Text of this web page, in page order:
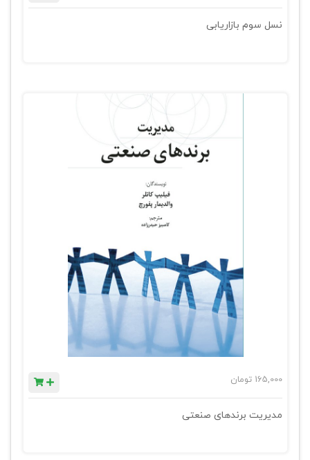
نسل سوم بازاریابی
165,000 تومان
مدیریت برندهای صنعتی